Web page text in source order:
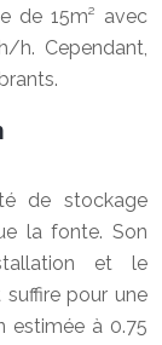
de 15m² avec
h. Cependant,
de stockage
la fonte. Son
et le
pour une
estimée à 0.75